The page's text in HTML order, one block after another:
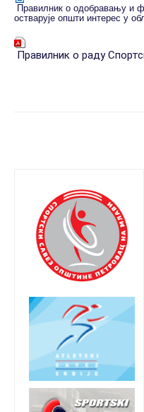
Правилник о одобравању и
остварује општи интерес у
Правилник о раду